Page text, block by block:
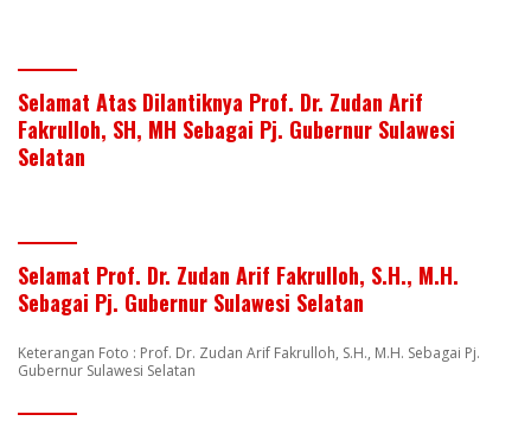
Selamat Atas Dilantiknya Prof. Dr. Zudan Arif
Fakrulloh, SH, MH Sebagai Pj. Gubernur Sulawesi
Selatan
Selamat Prof. Dr. Zudan Arif Fakrulloh, S.H., M.H.
Sebagai Pj. Gubernur Sulawesi Selatan
Keterangan Foto : Prof. Dr. Zudan Arif Fakrulloh, S.H., M.H. Sebagai Pj.
Gubernur Sulawesi Selatan